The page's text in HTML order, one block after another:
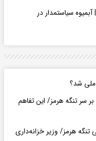
سیاستمدار در
ملی شد؟
سر تنگه هرمز/ این تفاهم
تنگه هرمز/ وزیر خزانه‌داری